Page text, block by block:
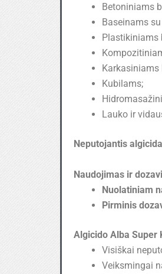
Betoniniams
Baseinams
Plastikiniams
Karkasiniams
Kubilams;
Lauko ir
Neputojantis
Naudojimas ir
Nuolatiniam
Pirminis
Algicido Alba Super
Visiškai
Veiksmingai